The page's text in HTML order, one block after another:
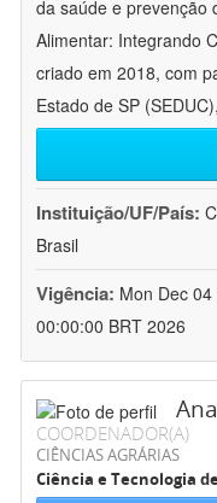
da saúde e prevenção
Alimentar: Integrando
criado em 2018, com
Estado de SP
Instituição/UF/País:
Brasil
Vigência: Mon Dec
00:00:00 BRT 2026
COORDENADOR(A)
CIÊNCIAS AGRÁRIAS
Ciência e Tecnologia